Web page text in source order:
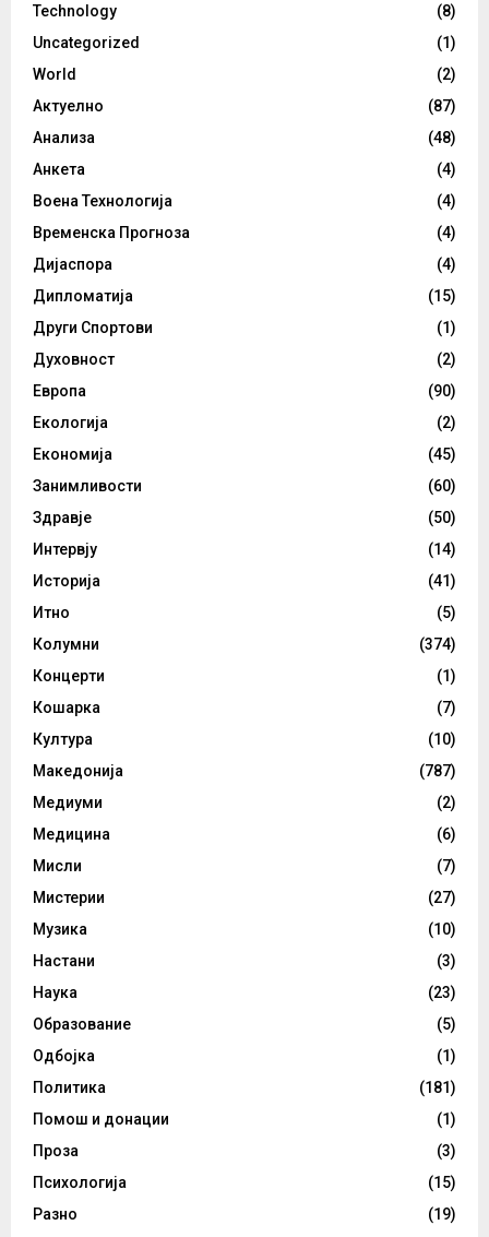
Technology
(8)
Uncategorized
(1)
World
(2)
Актуелно
(87)
Анализа
(48)
Анкета
(4)
Воена Технологија
(4)
Временска Прогноза
(4)
Дијаспора
(4)
Дипломатија
(15)
Други Спортови
(1)
Духовност
(2)
Европа
(90)
Екологија
(2)
Економија
(45)
Занимливости
(60)
Здравје
(50)
Интервју
(14)
Историја
(41)
Итно
(5)
Колумни
(374)
Концерти
(1)
Кошарка
(7)
Култура
(10)
Македонија
(787)
Медиуми
(2)
Медицина
(6)
Мисли
(7)
Мистерии
(27)
Музика
(10)
Настани
(3)
Наука
(23)
Образование
(5)
Одбојка
(1)
Политика
(181)
Помош и донации
(1)
Проза
(3)
Психологија
(15)
Разно
(19)